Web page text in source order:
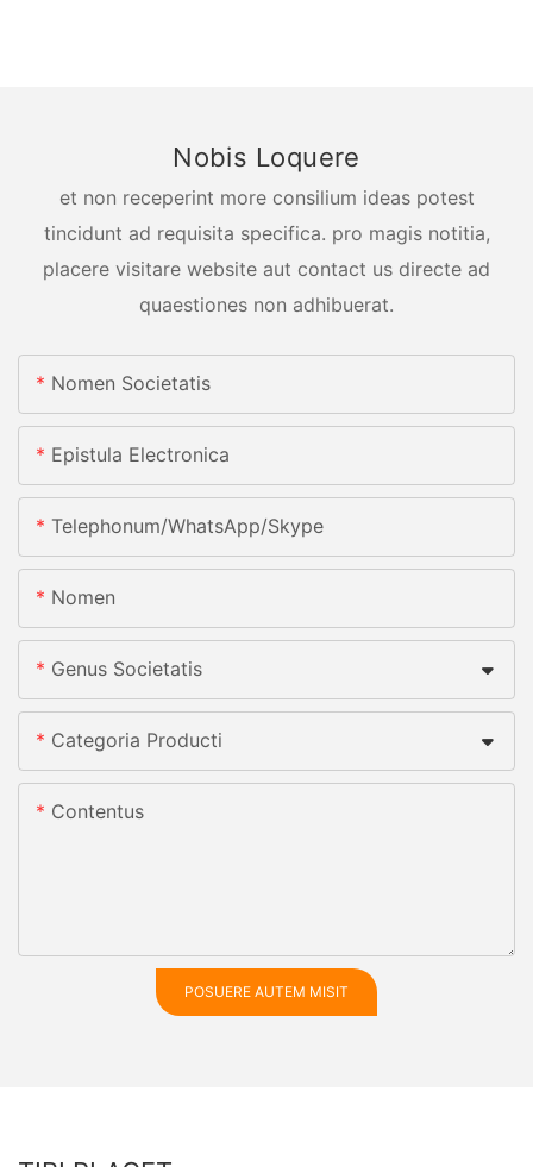
Nobis Loquere
et non receperint more consilium ideas potest
tincidunt ad requisita specifica. pro magis notitia,
placere visitare website aut contact us directe ad
quaestiones non adhibuerat.
Nomen Societatis
Epistula Electronica
Telephonum/whatsApp/skype
Nomen
Genus Societatis
Categoria Producti
Contentus
POSUERE AUTEM MISIT